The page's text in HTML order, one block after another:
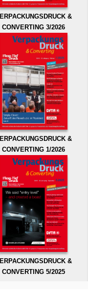
&
CONVERTING 3/2026
&
CONVERTING 1/2026
&
CONVERTING 5/2025